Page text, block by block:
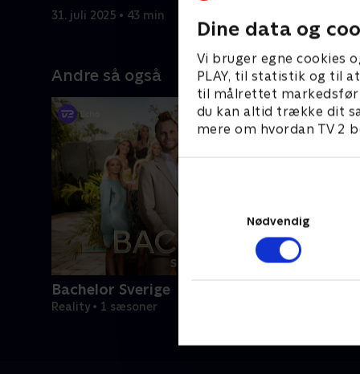
Dine data og
Vi bruger egne cookies
PLAY, til statistik og til
til målrettet
du kan altid trække dit
mere om hvordan TV 2
Nødvendig
med Sonja.
31. juli 2025 • 43 min
Andre så også
Bachelor Sverige
Reality • 1 sæsoner